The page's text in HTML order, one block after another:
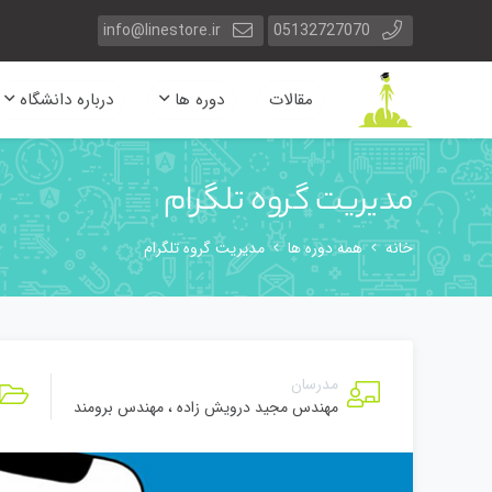
05132727070
info@linestore.ir
مقالات دوره ها درباره دانشگاه
مدیریت گروه تلگرام
خانه همه دوره ها مدیریت گروه تلگرام
مدرسان
مهندس مجید درویش زاده،مهندس برومند